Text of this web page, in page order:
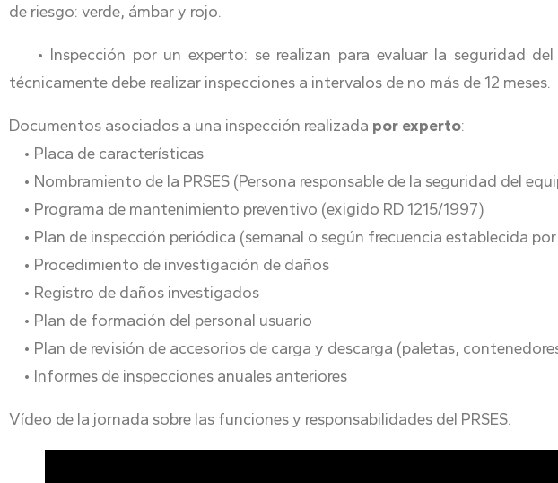
de riesgo: verde, ámbar y rojo.
• Inspección por un experto: se realizan para evaluar la seguridad
técnicamente debe realizar inspecciones a intervalos de no más de 12 meses.
Documentos asociados a una inspección realizada por experto:
• Placa de características
• Nombramiento de la PRSES (Persona responsable de la seguridad del
• Programa de mantenimiento preventivo (exigido RD 1215/1997)
• Plan de inspección periódica (semanal o según frecuencia establecida
• Procedimiento de investigación de daños
• Registro de daños investigados
• Plan de formación del personal usuario
• Plan de revisión de accesorios de carga y descarga (paletas,
• Informes de inspecciones anuales anteriores
Vídeo de la jornada sobre las funciones y responsabilidades del PRSES.